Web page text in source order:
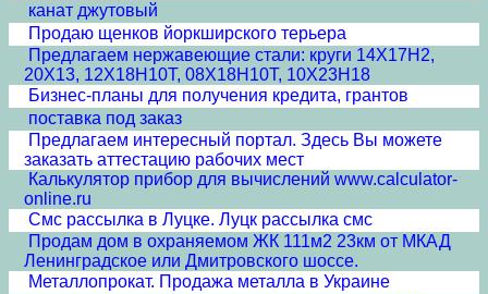
канат джутовый
Продаю щенков йоркширского терьера
Предлагаем нержавеющие стали: круги 14Х17Н2,
20Х13, 12Х18Н10Т, 08Х18Н10Т, 10Х23Н18
Бизнес-планы для получения кредита, грантов
поставка под заказ
Предлагаем интересный портал. Здесь Вы можете
заказать аттестацию рабочих мест
Калькулятор прибор для вычислений www.calculator-
online.ru
Смс рассылка в Луцке. Луцк рассылка смс
Продам дом в охраняемом ЖК 111м2 23км от МКАД
Ленинградское или Дмитровского шоссе.
Металлопрокат. Продажа металла в Украине